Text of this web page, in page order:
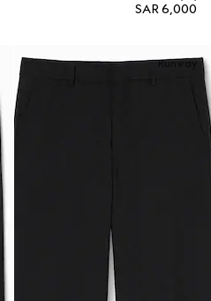
SAR 6,000
Runway